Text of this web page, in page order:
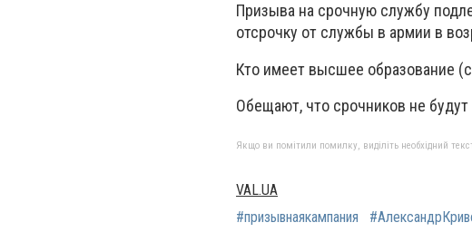
Призыва на срочную службу
отсрочку от службы в армии в
Кто имеет высшее образование
Обещают, что срочников не
Якщо ви помітили помилку, виділіть необхідний
VAL.UA
#призывнаякампания